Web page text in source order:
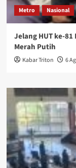
Metro Nasional
Jelang HUT ke-
Merah Putih
Kabar Triton 6